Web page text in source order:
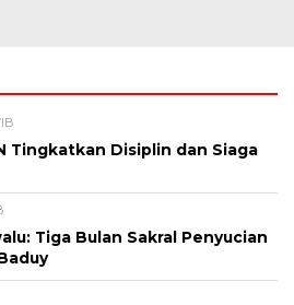
Tingkatkan Disiplin dan Siaga
Tiga Bulan Sakral Penyucian